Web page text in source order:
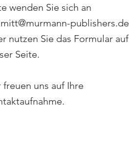
wenden Sie sich an
publishers.de
nutzen Sie das Formular auf
Seite.
freuen uns auf Ihre